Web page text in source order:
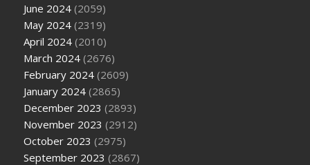
June 2024 (2059)
May 2024 (2319)
April 2024 (2010)
March 2024 (2676)
February 2024 (2609)
January 2024 (2865)
December 2023 (2893)
November 2023 (2912)
October 2023 (2975)
September 2023 (2867)